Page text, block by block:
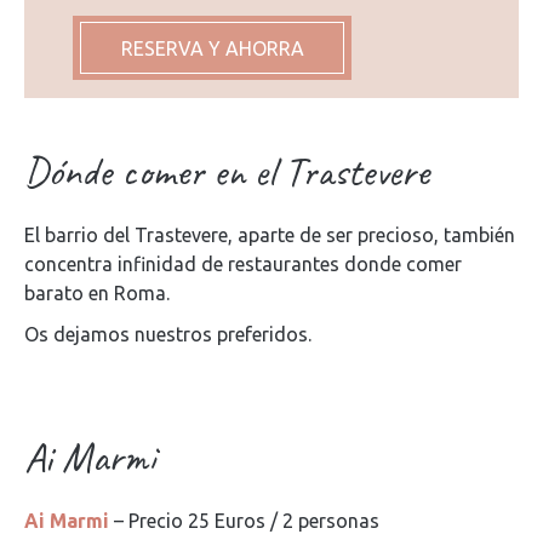
RESERVA Y AHORRA
Dónde comer en el Trastevere
El barrio del Trastevere, aparte de ser precioso, también
concentra infinidad de restaurantes donde comer
barato en Roma.
Os dejamos nuestros preferidos.
Ai Marmi
Ai Marmi – Precio 25 Euros / 2 personas